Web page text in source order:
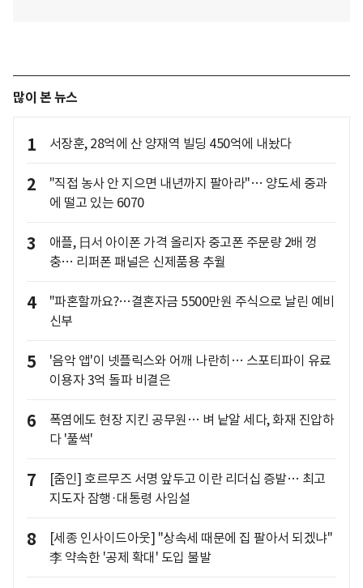
많이 본 뉴스
1 서장훈, 28억에 산 양재역 빌딩 450억에 내놨다
2
"직접 농사 안 지으면 내년까지 팔아라"… 양도세 중과
에 떨고 있는 6070
3
애플, 日서 아이폰 가격 올리자 중고폰 주문량 2배 껑
충… 리퍼폰 패널은 신제품용 추월
4
"파혼할까요?…결혼자금 5500만원 주식으로 날린 예비
신부
5
'음악 앱'이 넷플릭스와 어깨 나란히… 스포티파이 유료
이용자 3억 돌파 비결은
6
폭염에도 현장 지킨 공무원… 벼 낱알 세다, 화재 진압하
다 '풀썩'
7
[줌인] 호르무즈 서명 앞두고 이란 리더십 증발… 최고
지도자 잠행·대통령 사임설
8
[세종 인사이드아웃] "상속세 때문에 집 팔아서 되겠냐"
李 약속한 '공제 확대' 도입 불발